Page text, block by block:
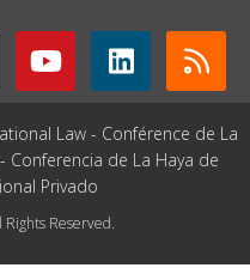
Law - Conférence de La
de La Haya de
Privado
Reserved.